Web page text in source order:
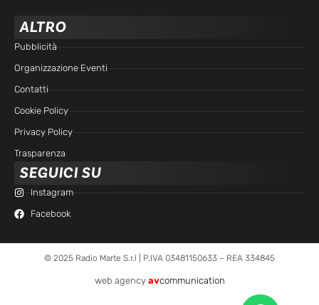
ALTRO
Pubblicità
Organizzazione Eventi
Contatti
Cookie Policy
Privacy Policy
Trasparenza
SEGUICI SU
Instagram
Facebook
© 2025 Radio Marte S.r.l | P.IVA 03481150633 – REA 334845
web agency avcommunication